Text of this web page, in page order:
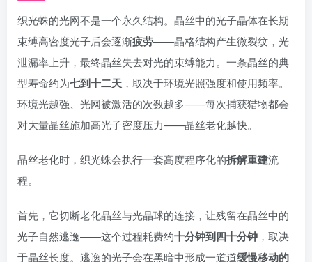
织光蛛的光网不是一个永久结构。晶丝中的光子晶体在长期
束缚高密度光子后会逐渐疲劳——晶格结构产生微裂纹，光
泄漏率上升，最终晶丝失去对光的束缚能力。一条晶丝的典
型寿命约为七到十二天 ，取决于环境光照强度和使用频率。
环境光越强、光网被激活的次数越多——每次捕获猎物都会
对大量晶丝施加高光子密度压力——晶丝老化越快。
晶丝老化时，织光蛛会执行一套高度程序化的拆解重建流
程。
首先，它切断老化晶丝与光晶球的连接，让残留在晶丝中的
光子自然逃逸——这个过程耗费约十分钟到四十分钟 ，取决
于晶丝长度。逃逸的光子会在黑暗中形成一道道缓慢移动的